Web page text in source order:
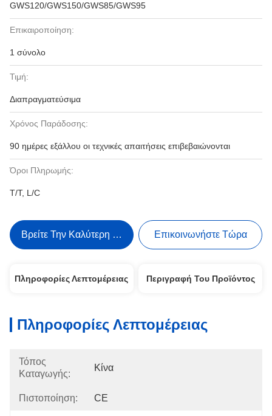
GWS120/GWS150/GWS85/GWS95
Επικαιροποίηση:
1 σύνολο
Τιμή:
Διαπραγματεύσιμα
Χρόνος Παράδοσης:
90 ημέρες εξάλλου οι τεχνικές απαιτήσεις επιβεβαιώνονται
Όροι Πληρωμής:
T/T, L/C
Βρείτε Την Καλύτερη Τιμή Επικοινωνήστε Τώρα
Πληροφορίες Λεπτομέρειας Περιγραφή Του Προϊόντος
Πληροφορίες Λεπτομέρειας
Τόπος
Καταγωγής:
Κίνα
Πιστοποίηση: CE